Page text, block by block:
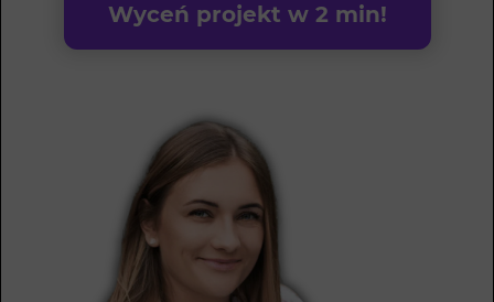
Wyceń projekt w 2 min!